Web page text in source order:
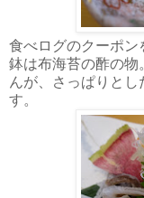
食べログのクーポン
鉢は布海苔の酢の物
んが、さっぱりと
す。